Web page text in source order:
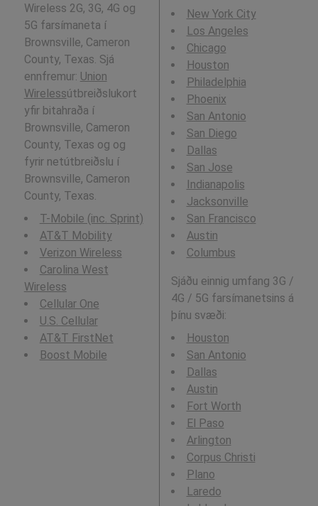
Wireless 2G, 3G, 4G og
5G farsímaneta í
Brownsville, Cameron
County, Texas. Sjá
ennfremur: Union
Wirelessútbreiðslukort
yfir bitahraða í
Brownsville, Cameron
County, Texas og og
fyrir netútbreiðslu í
Brownsville, Cameron
County, Texas.
T-Mobile (inc. Sprint)
AT&T Mobility
Verizon Wireless
Carolina West
Wireless
Cellular One
U.S. Cellular
AT&T FirstNet
Boost Mobile
New York City
Los Angeles
Chicago
Houston
Philadelphia
Phoenix
San Antonio
San Diego
Dallas
San Jose
Indianapolis
Jacksonville
San Francisco
Austin
Columbus
Sjáðu einnig umfang 3G /
4G / 5G farsímanetsins á
þínu svæði:
Houston
San Antonio
Dallas
Austin
Fort Worth
El Paso
Arlington
Corpus Christi
Plano
Laredo